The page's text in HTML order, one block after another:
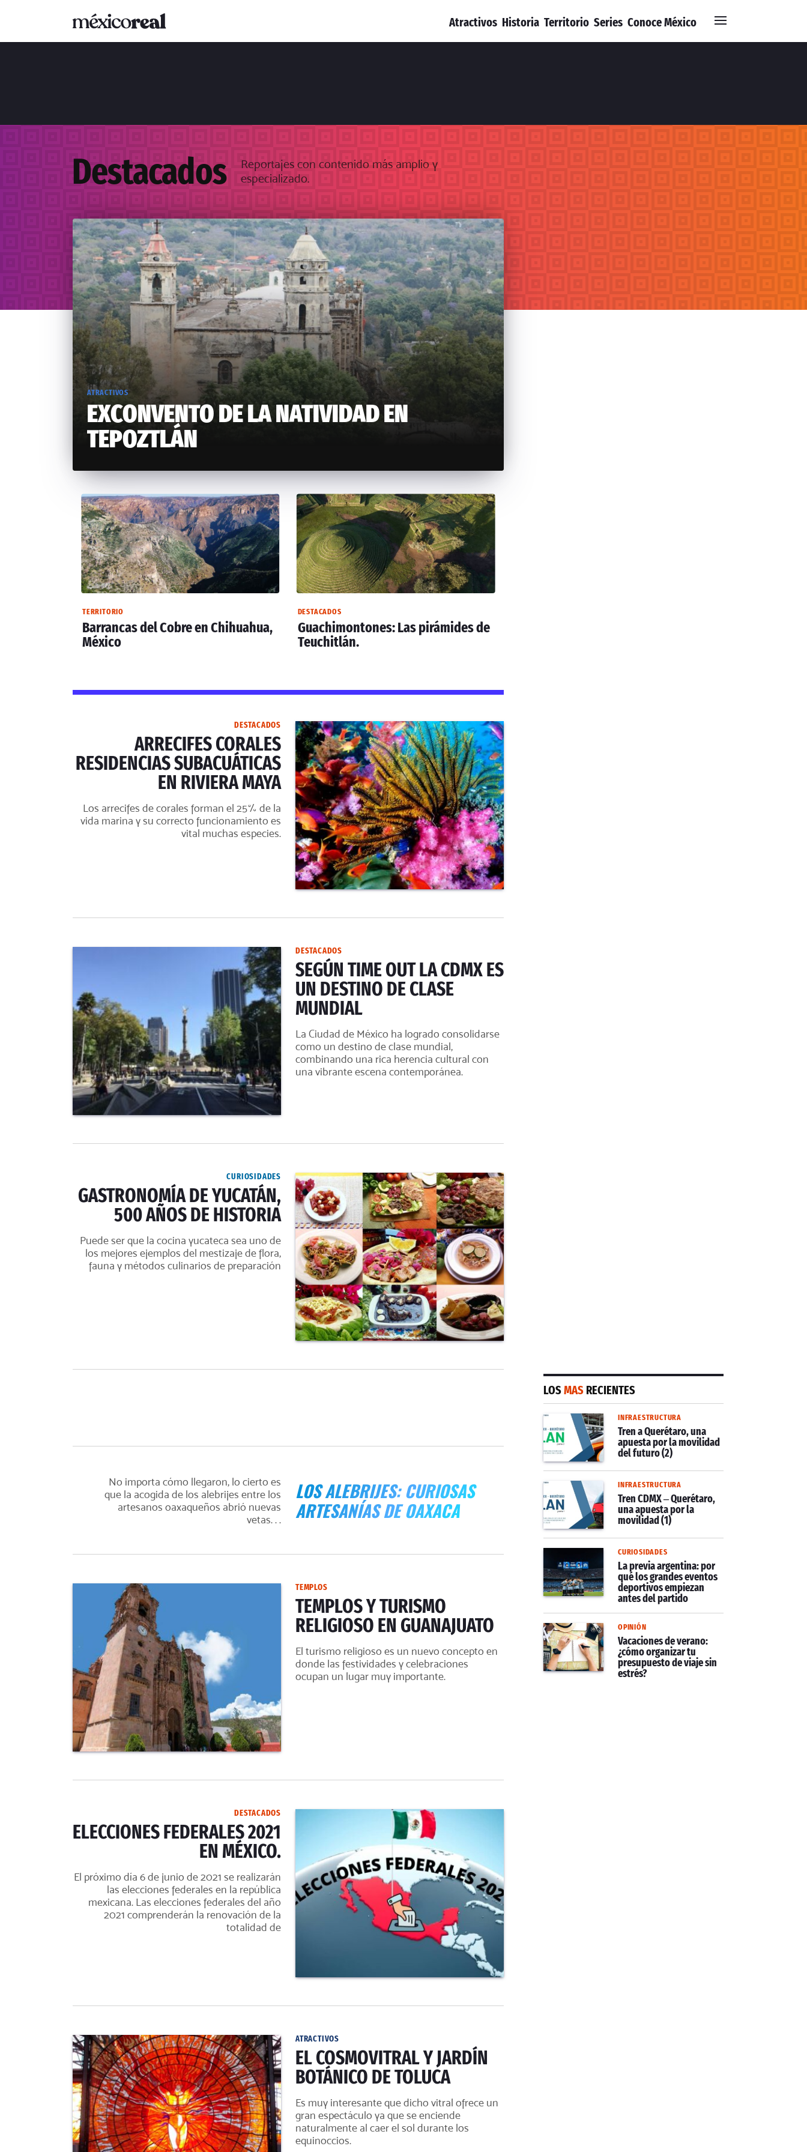
Atractivos Historia Territorio Series Conoce México
Destacados
Reportajes con contenido más amplio y
especializado.
ATRACTIVOS
EXCONVENTO DE LA NATIVIDAD EN
TEPOZTLÁN
TERRITORIO
Barrancas del Cobre en Chihuahua,
México
DESTACADOS
Guachimontones: Las pirámides de
Teuchitlán.
DESTACADOS
ARRECIFES CORALES
RESIDENCIAS SUBACUÁTICAS
EN RIVIERA MAYA
Los arrecifes de corales forman el 25% de la
vida marina y su correcto funcionamiento es
vital muchas especies.
DESTACADOS
SEGÚN TIME OUT LA CDMX ES
UN DESTINO DE CLASE
MUNDIAL
La Ciudad de México ha logrado consolidarse
como un destino de clase mundial,
combinando una rica herencia cultural con
una vibrante escena contemporánea.
CURIOSIDADES
GASTRONOMÍA DE YUCATÁN,
500 AÑOS DE HISTORIA
Puede ser que la cocina yucateca sea uno de
los mejores ejemplos del mestizaje de flora,
fauna y métodos culinarios de preparación
LOS ALEBRIJES: CURIOSAS
ARTESANÍAS DE OAXACA
No importa cómo llegaron, lo cierto es
que la acogida de los alebrijes entre los
artesanos oaxaqueños abrió nuevas
vetas. . .
TEMPLOS
TEMPLOS Y TURISMO
RELIGIOSO EN GUANAJUATO
El turismo religioso es un nuevo concepto en
donde las festividades y celebraciones
ocupan un lugar muy importante.
DESTACADOS
ELECCIONES FEDERALES 2021
EN MÉXICO.
El próximo día 6 de junio de 2021 se realizarán
las elecciones federales en la república
mexicana. Las elecciones federales del año
2021 comprenderán la renovación de la
totalidad de
ATRACTIVOS
EL COSMOVITRAL Y JARDÍN
BOTÁNICO DE TOLUCA
Es muy interesante que dicho vitral ofrece un
gran espectáculo ya que se enciende
naturalmente al caer el sol durante los
equinoccios.
LOSMAS RECIENTES
INFRAESTRUCTURA
Tren a Querétaro, una
apuesta por la movilidad
del futuro (2)
INFRAESTRUCTURA
Tren CDMX – Querétaro,
una apuesta por la
movilidad (1)
CURIOSIDADES
La previa argentina: por
qué los grandes eventos
deportivos empiezan
antes del partido
OPINIÓN
Vacaciones de verano:
¿cómo organizar tu
presupuesto de viaje sin
estrés?